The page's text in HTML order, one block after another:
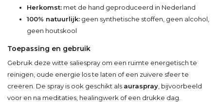
Herkomst: met de hand geproduceerd in Nederland
100% natuurlijk: geen synthetische stoffen, geen alcohol,
geen houtskool
Toepassing en gebruik
Gebruik deze witte saliespray om een ruimte energetisch te
reinigen, oude energie los te laten of een zuivere sfeer te
creëren. De spray is ook geschikt als auraspray , bijvoorbeeld
voor en na meditaties, healingwerk of een drukke dag.